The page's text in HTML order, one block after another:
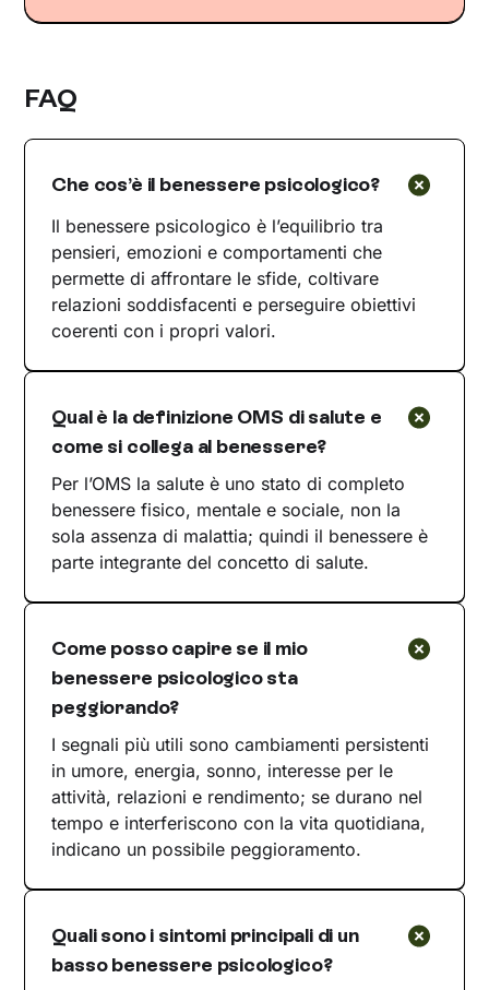
FAQ
Che cos’è il benessere psicologico?
Il benessere psicologico è l’equilibrio tra
pensieri, emozioni e comportamenti che
permette di affrontare le sfide, coltivare
relazioni soddisfacenti e perseguire obiettivi
coerenti con i propri valori.
Qual è la definizione OMS di salute e
come si collega al benessere?
Per l’OMS la salute è uno stato di completo
benessere fisico, mentale e sociale, non la
sola assenza di malattia; quindi il benessere è
parte integrante del concetto di salute.
Come posso capire se il mio
benessere psicologico sta
peggiorando?
I segnali più utili sono cambiamenti persistenti
in umore, energia, sonno, interesse per le
attività, relazioni e rendimento; se durano nel
tempo e interferiscono con la vita quotidiana,
indicano un possibile peggioramento.
Quali sono i sintomi principali di un
basso benessere psicologico?